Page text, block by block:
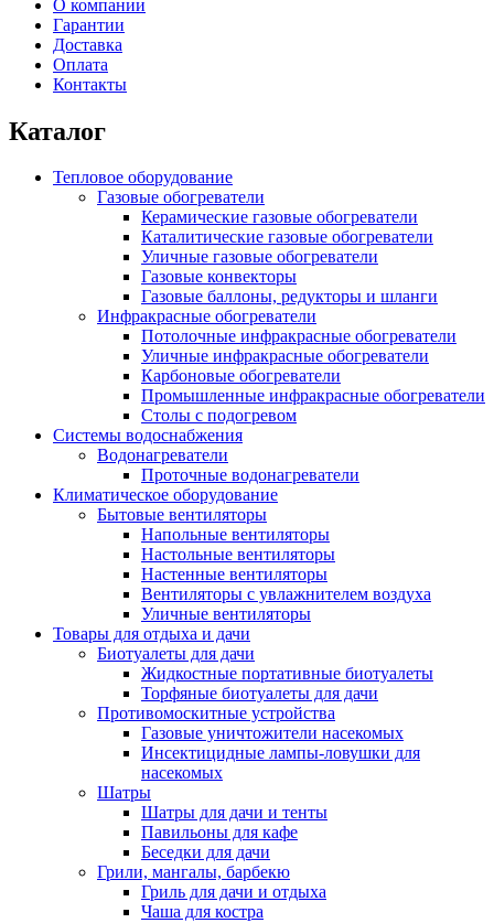
О компании
Гарантии
Доставка
Оплата
Контакты
Каталог
Тепловое оборудование
Газовые обогреватели
Керамические газовые обогреватели
Каталитические газовые обогреватели
Уличные газовые обогреватели
Газовые конвекторы
Газовые баллоны, редукторы и шланги
Инфракрасные обогреватели
Потолочные инфракрасные обогреватели
Уличные инфракрасные обогреватели
Карбоновые обогреватели
Промышленные инфракрасные обогреватели
Столы с подогревом
Системы водоснабжения
Водонагреватели
Проточные водонагреватели
Климатическое оборудование
Бытовые вентиляторы
Напольные вентиляторы
Настольные вентиляторы
Настенные вентиляторы
Вентиляторы с увлажнителем воздуха
Уличные вентиляторы
Товары для отдыха и дачи
Биотуалеты для дачи
Жидкостные портативные биотуалеты
Торфяные биотуалеты для дачи
Противомоскитные устройства
Газовые уничтожители насекомых
Инсектицидные лампы-ловушки для
насекомых
Шатры
Шатры для дачи и тенты
Павильоны для кафе
Беседки для дачи
Грили, мангалы, барбекю
Гриль для дачи и отдыха
Чаша для костра